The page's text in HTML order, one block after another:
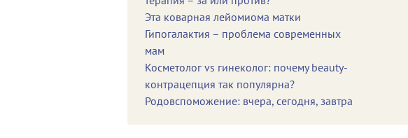
Эта коварная лейомиома матки
Гипогалактия – проблема современных
мам
Косметолог vs гинеколог: почему beauty-
контрацепция так популярна?
Родовспоможение: вчера, сегодня, завтра